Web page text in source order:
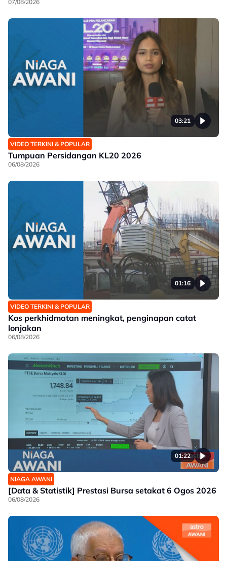
07/08/2026
03:21
VIDEO TERKINI & POPULAR
Tumpuan Persidangan KL20 2026
06/08/2026
01:16
VIDEO TERKINI & POPULAR
Kos perkhidmatan meningkat, penginapan catat
lonjakan
06/08/2026
01:22
NIAGA AWANI
[Data & Statistik] Prestasi Bursa setakat 6 Ogos 2026
06/08/2026